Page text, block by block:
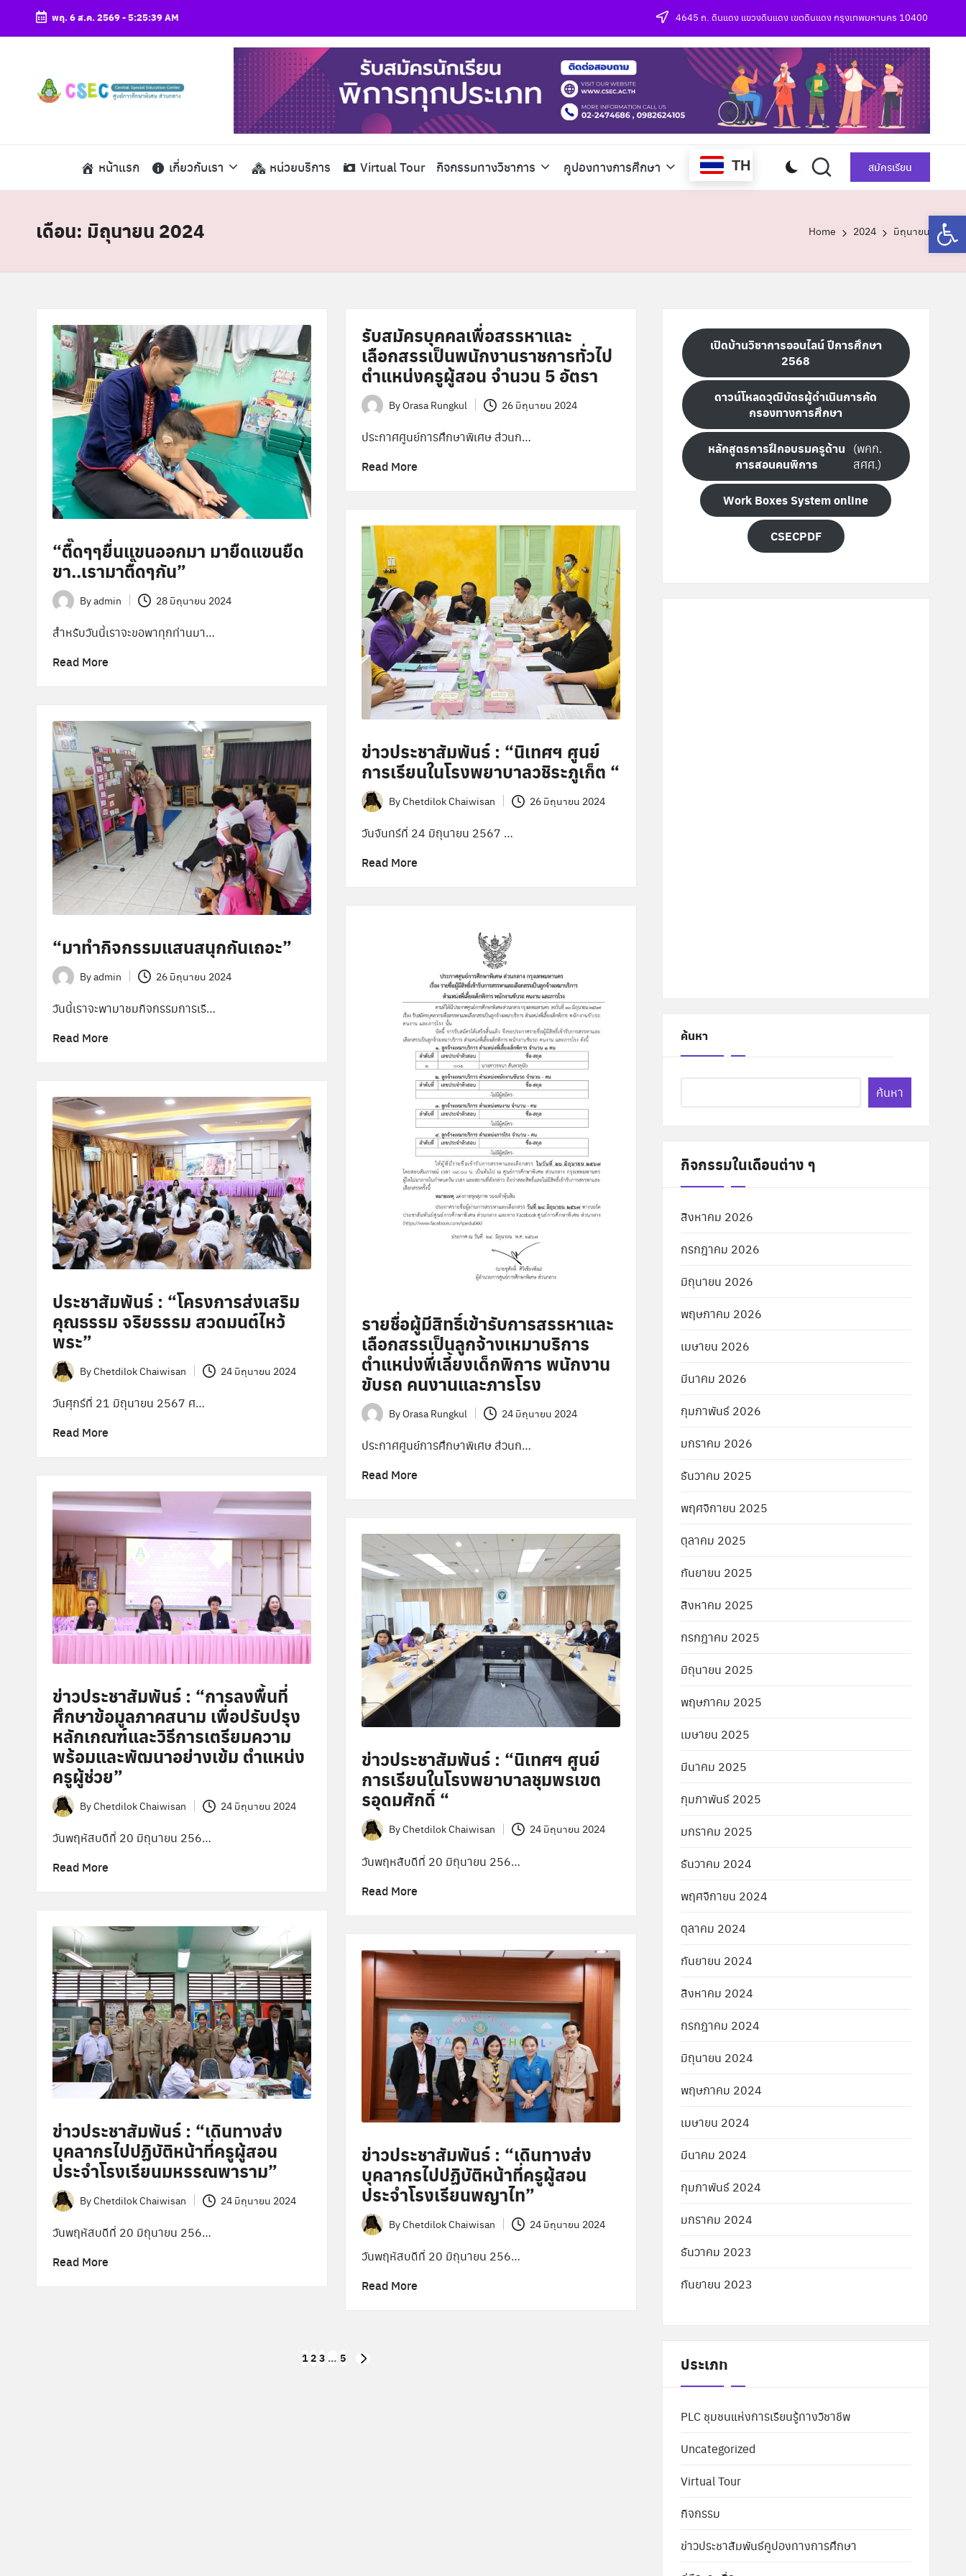
Skip
พฤ. 6 ส.ค. 2569-5:25:40 AM 4645 ถ. ดินแดง แขวงดินแดง เขตดินแดง กรุงเทพมหานคร 10400
ศู
ก
า
ร
ศึ
ก
ษ
พิ
ศ
ษ
ส่
น
ก
csec
หน้าแรก เกี่ยวกับเรา หน่วยบริการ Virtual Tour กิจกรรมทางวิชาการ คูปองทางการศึกษา TH สมัครเรียน
เดือน: มิถุนายน 2024 Home 2024 มิถุนายน
“ตื๊ดๆๆยื่นแขนออกมา มายืดแขนยืด
ขา..เรามาตื๊ดๆกัน”
Posted
by
Byadmin 28 มิถุนายน 2024
สำหรับวันนี้เราจะขอพาทุกท่านมา…
Read More
รับสมัครบุคคลเพื่อสรรหาและ
เลือกสรรเป็นพนักงานราชการทั่วไป
ตำแหน่งครูผู้สอน จำนวน 5 อัตรา
Posted
by
ByOrasa Rungkul 26 มิถุนายน 2024
ประกาศศูนย์การศึกษาพิเศษ ส่วนก…
Read More
ข่าวประชาสัมพันธ์ : “นิเทศฯ ศูนย์
การเรียนในโรงพยาบาลวชิระภูเก็ต “
Posted
by
ByChetdilok Chaiwisan 26 มิถุนายน 2024
วันจันทร์ที่ 24 มิถุนายน 2567 …
Read More
“มาทำกิจกรรมแสนสนุกกันเถอะ”
Posted
by
Byadmin 26 มิถุนายน 2024
วันนี้เราจะพามาชมกิจกรรมการเรี…
Read More
รายชื่อผู้มีสิทธิ์เข้ารับการสรรหาและ
เลือกสรรเป็นลูกจ้างเหมาบริการ
ตำแหน่งพี่เลี้ยงเด็กพิการ พนักงาน
ขับรถ คนงานและภารโรง
Posted
by
ByOrasa Rungkul 24 มิถุนายน 2024
ประกาศศูนย์การศึกษาพิเศษ ส่วนก…
Read More
ประชาสัมพันธ์ : “โครงการส่งเสริม
คุณธรรม จริยธรรม สวดมนต์ไหว้
พระ”
Posted
by
ByChetdilok Chaiwisan 24 มิถุนายน 2024
วันศุกร์ที่ 21 มิถุนายน 2567 ศ…
Read More
ข่าวประชาสัมพันธ์ : “การลงพื้นที่
ศึกษาข้อมูลภาคสนาม เพื่อปรับปรุง
หลักเกณฑ์และวิธีการเตรียมความ
พร้อมและพัฒนาอย่างเข้ม ตำแหน่ง
ครูผู้ช่วย”
Posted
by
ByChetdilok Chaiwisan 24 มิถุนายน 2024
วันพฤหัสบดีที่ 20 มิถุนายน 256…
Read More
ข่าวประชาสัมพันธ์ : “นิเทศฯ ศูนย์
การเรียนในโรงพยาบาลชุมพรเขต
รอุดมศักดิ์ “
Posted
by
ByChetdilok Chaiwisan 24 มิถุนายน 2024
วันพฤหสับดีที่ 20 มิถุนายน 256…
Read More
ข่าวประชาสัมพันธ์ : “เดินทางส่ง
บุคลากรไปปฏิบัติหน้าที่ครูผู้สอน
ประจำโรงเรียนมหรรณพาราม”
Posted
by
ByChetdilok Chaiwisan 24 มิถุนายน 2024
วันพฤหัสบดีที่ 20 มิถุนายน 256…
Read More
ข่าวประชาสัมพันธ์ : “เดินทางส่ง
บุคลากรไปปฏิบัติหน้าที่ครูผู้สอน
ประจำโรงเรียนพญาไท”
Posted
by
ByChetdilok Chaiwisan 24 มิถุนายน 2024
วันพฤหัสบดีที่ 20 มิถุนายน 256…
Read More
12 3 … 5
เปิดบ้านวิชาการออนไลน์ ปีการศึกษา
2568
ดาวน์โหลดวุฒิบัตรผู้ดำเนินการคัด
กรองทางการศึกษา
หลักสูตรการฝึกอบรมครูด้าน
การสอนคนพิการ
(พคก.
สศศ.)
Work Boxes System online
CSECPDF
ค้นหา
ค้นหา
กิจกรรมในเดือนต่าง ๆ
สิงหาคม 2026
กรกฎาคม 2026
มิถุนายน 2026
พฤษภาคม 2026
เมษายน 2026
มีนาคม 2026
กุมภาพันธ์ 2026
มกราคม 2026
ธันวาคม 2025
พฤศจิกายน 2025
ตุลาคม 2025
กันยายน 2025
สิงหาคม 2025
กรกฎาคม 2025
มิถุนายน 2025
พฤษภาคม 2025
เมษายน 2025
มีนาคม 2025
กุมภาพันธ์ 2025
มกราคม 2025
ธันวาคม 2024
พฤศจิกายน 2024
ตุลาคม 2024
กันยายน 2024
สิงหาคม 2024
กรกฎาคม 2024
มิถุนายน 2024
พฤษภาคม 2024
เมษายน 2024
มีนาคม 2024
กุมภาพันธ์ 2024
มกราคม 2024
ธันวาคม 2023
กันยายน 2023
ประเภท
PLC ชุมชนแห่งการเรียนรู้ทางวิชาชีพ
Uncategorized
Virtual Tour
กิจกรรม
ข่าวประชาสัมพันธ์คูปองทางการศึกษา